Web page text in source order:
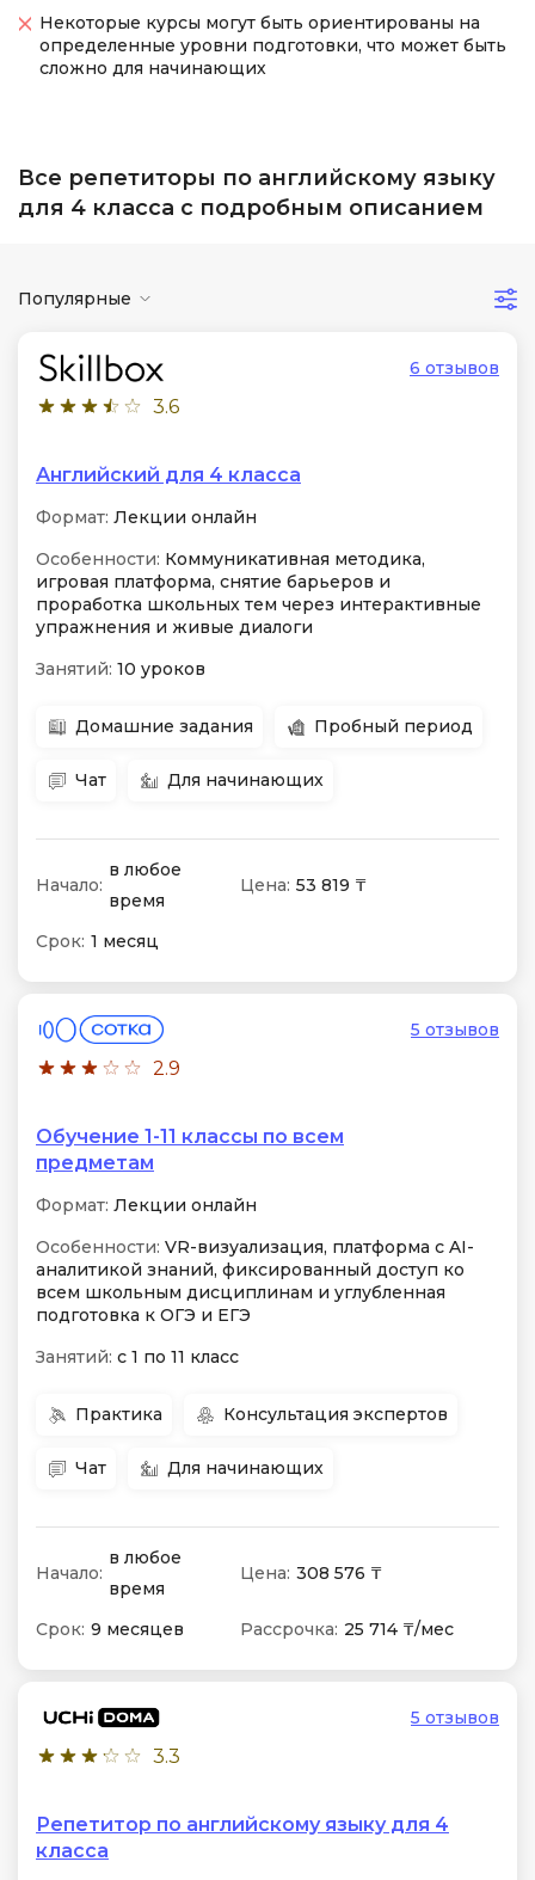
Некоторые курсы могут быть ориентированы на
определенные уровни подготовки, что может быть
сложно для начинающих
Все репетиторы по английскому языку
для 4 класса с подробным описанием
Популярные
3.6
6 отзывов
Английский для 4 класса
Формат: Лекции онлайн
Особенности: Коммуникативная методика,
игровая платформа, снятие барьеров и
проработка школьных тем через интерактивные
упражнения и живые диалоги
Занятий: 10 уроков
Домашние задания Пробный период
Чат Для начинающих
Начало:
в любое
время
Цена: 53 819 ₸
Срок: 1 месяц
2.9
5 отзывов
Обучение 1-11 классы по всем
предметам
Формат: Лекции онлайн
Особенности: VR-визуализация, платформа с AI-
аналитикой знаний, фиксированный доступ ко
всем школьным дисциплинам и углубленная
подготовка к ОГЭ и ЕГЭ
Занятий: с 1 по 11 класс
Практика Консультация экспертов
Чат Для начинающих
Начало:
в любое
время
Цена: 308 576 ₸
Срок: 9 месяцев Рассрочка: 25 714 ₸/мес
3.3
5 отзывов
Репетитор по английскому языку для 4
класса